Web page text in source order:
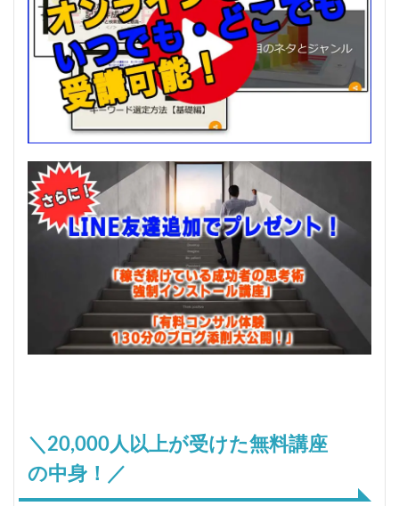
＼ 20,000人以上が受けた無料講座
の中身！／